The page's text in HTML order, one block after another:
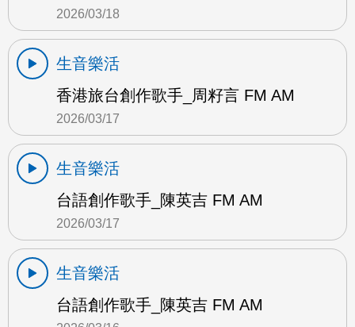
2026/03/18
生音樂活
香港旅台創作歌手_周籽言 FM AM
2026/03/17
生音樂活
台語創作歌手_陳英吉 FM AM
2026/03/17
生音樂活
台語創作歌手_陳英吉 FM AM